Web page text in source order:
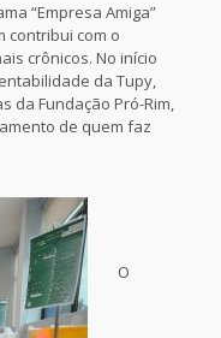
“Empresa Amiga”
contribui com o
crônicos. No início
da Tupy,
da Fundação Pró-Rim,
de quem faz
O